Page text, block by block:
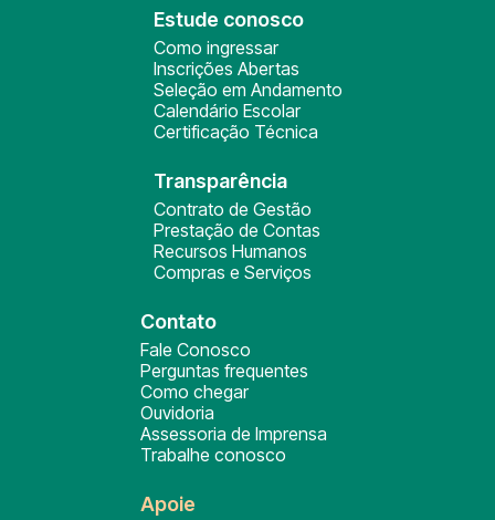
Estude conosco
Como ingressar
Inscrições Abertas
Seleção em Andamento
Calendário Escolar
Certificação Técnica
Transparência
Contrato de Gestão
Prestação de Contas
Recursos Humanos
Compras e Serviços
Contato
Fale Conosco
Perguntas frequentes
Como chegar
Ouvidoria
Assessoria de Imprensa
Trabalhe conosco
Apoie